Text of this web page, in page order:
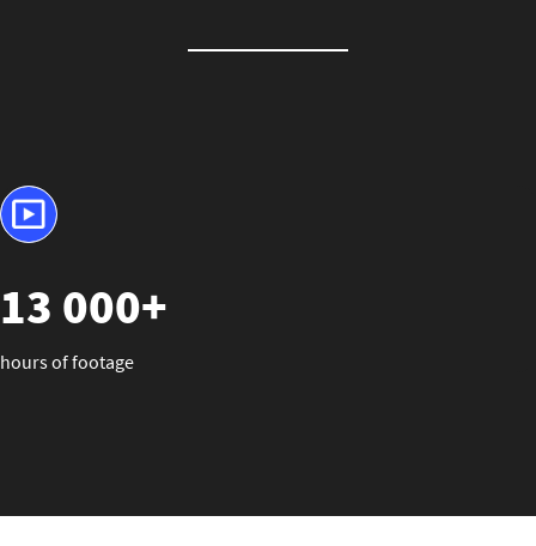
13 000+
hours of footage